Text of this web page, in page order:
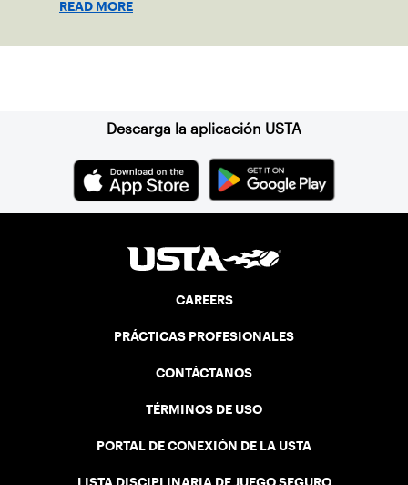
READ MORE
Descarga la aplicación USTA
CAREERS
PRÁCTICAS PROFESIONALES
CONTÁCTANOS
TÉRMINOS DE USO
PORTAL DE CONEXIÓN DE LA USTA
LISTA DISCIPLINARIA DE JUEGO SEGURO